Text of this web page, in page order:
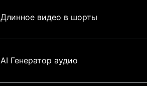
Длинное видео в шорты
AI Генератор аудио